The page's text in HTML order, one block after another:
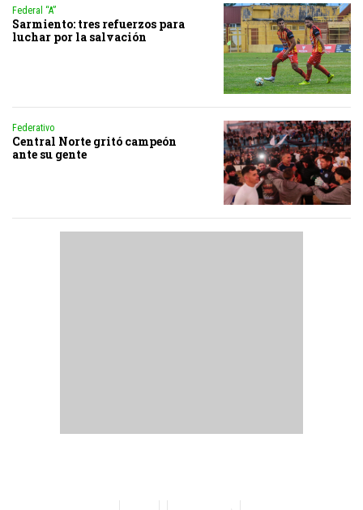
Federal “A”
Sarmiento: tres refuerzos para
luchar por la salvación
Federativo
Central Norte gritó campeón
ante su gente